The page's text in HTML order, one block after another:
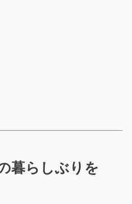
暮らしぶりを